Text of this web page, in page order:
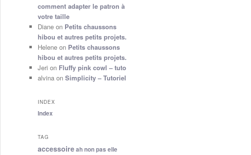
comment adapter le patron à
votre taille
Diane on Petits chaussons
hibou et autres petits projets.
Helene on Petits chaussons
hibou et autres petits projets.
Jeri on Fluffy pink cowl – tuto
alvina on Simplicity – Tutoriel
INDEX
Index
TAG
accessoireah non pas elle